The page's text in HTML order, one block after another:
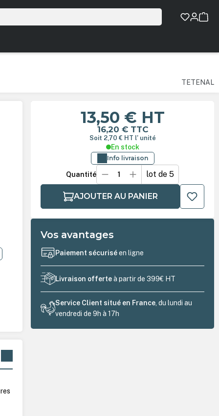
TETENAL
13,50 € HT
16,20 € TTC
Soit 2,70 € HT l' unité
En stock
Info livraison
Quantité lot de 5
AJOUTER AU PANIER
Vos avantages
Paiement sécuriséen ligne
Livraison offerteà partir de 399€ HT
Service Client situé en France , du lundi au
vendredi de 9h à 17h